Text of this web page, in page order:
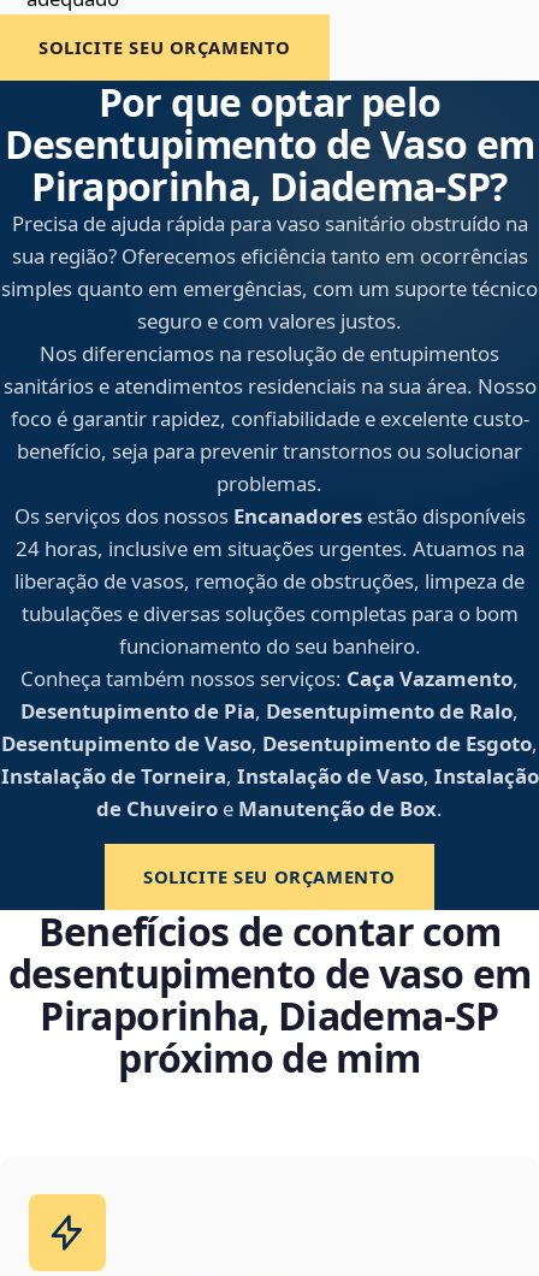
SOLICITE SEU ORÇAMENTO
Por que optar pelo
Desentupimento de Vaso em
Piraporinha, Diadema‑SP?
Precisa de ajuda rápida para vaso sanitário obstruído na
sua região? Oferecemos eficiência tanto em ocorrências
simples quanto em emergências, com um suporte técnico
seguro e com valores justos.
Nos diferenciamos na resolução de entupimentos
sanitários e atendimentos residenciais na sua área. Nosso
foco é garantir rapidez, confiabilidade e excelente custo-
benefício, seja para prevenir transtornos ou solucionar
problemas.
Os serviços dos nossos Encanadoresestão disponíveis
24 horas, inclusive em situações urgentes. Atuamos na
liberação de vasos, remoção de obstruções, limpeza de
tubulações e diversas soluções completas para o bom
funcionamento do seu banheiro.
Conheça também nossos serviços: Caça Vazamento,
Desentupimento de Pia, Desentupimento de Ralo,
Desentupimento de Vaso, Desentupimento de Esgoto,
Instalação de Torneira, Instalação de Vaso, Instalação
de Chuveiro e Manutenção de Box.
SOLICITE SEU ORÇAMENTO
Benefícios de contar com
desentupimento de vaso em
Piraporinha, Diadema‑SP
próximo de mim